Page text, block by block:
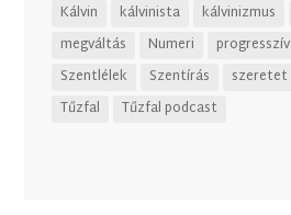
Kálvin
kálvinista kálvinizmus
megváltás
Numeri progresszív
Szentlélek
Szentírás szeretet
Tűzfal
Tűzfal podcast